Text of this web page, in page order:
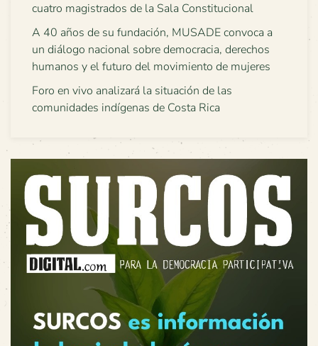
cuatro magistrados de la Sala Constitucional
A 40 años de su fundación, MUSADE convoca a
un diálogo nacional sobre democracia, derechos
humanos y el futuro del movimiento de mujeres
Foro en vivo analizará la situación de las
comunidades indígenas de Costa Rica